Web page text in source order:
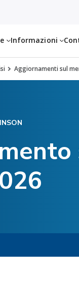
Informazioni
Aggiornamenti sul